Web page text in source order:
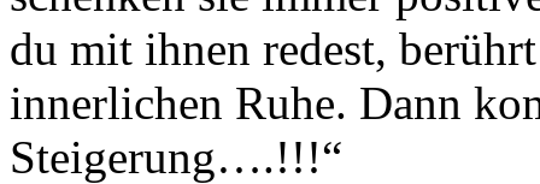
du mit ihnen redest,
innerlichen Ruhe. Dann
Steigerung….!!!“